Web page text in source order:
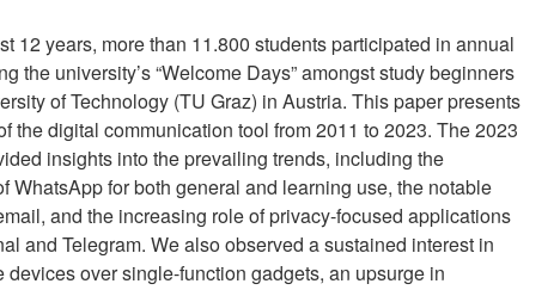
12 years, more than 11.800 students participated in annual
the university’s “Welcome Days” amongst study beginners
of Technology (TU Graz) in Austria. This paper presents
the digital communication tool from 2011 to 2023. The 2023
insights into the prevailing trends, including the
WhatsApp for both general and learning use, the notable
and the increasing role of privacy-focused applications
and Telegram. We also observed a sustained interest in
devices over single-function gadgets, an upsurge in